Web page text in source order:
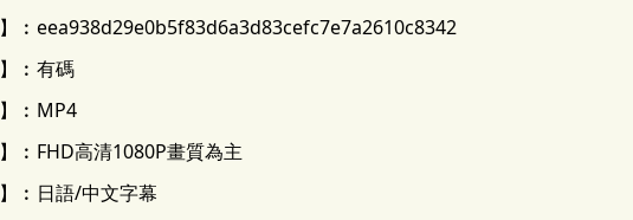
】︰eea938d29e0b5f83d6a3d83cefc7e7a2610c8342
︰有碼
︰MP4
】︰FHD高清1080P畫質為主
】︰日語/中文字幕